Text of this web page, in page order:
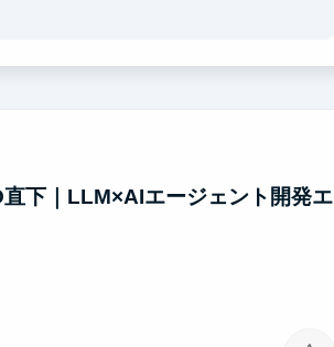
経営課題に取り組みます。
下｜LLM×AIエージェント開発エ